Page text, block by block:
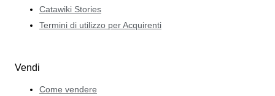
Catawiki Stories
Termini di utilizzo per Acquirenti
Vendi
Come vendere